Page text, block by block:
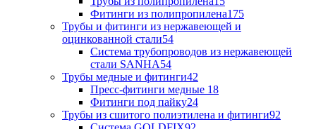
Фитинги из полипропилена175
Трубы и фитинги из нержавеющей и
оцинкованной стали54
Система трубопроводов из нержавеющей
стали SANHA54
Трубы медные и фитинги42
Пресс-фитинги медные 18
Фитинги под пайку24
Трубы из сшитого полиэтилена и фитинги92